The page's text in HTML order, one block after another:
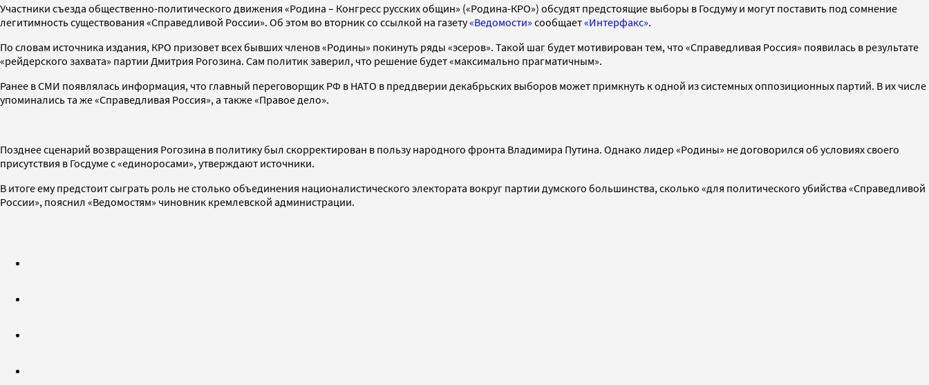
Участники съезда общественно-политического движения «Родина – Конгресс русских общин» («Родина-КРО») обсудят предстоящие выборы в Госдуму и могут поставить под сомнение
легитимность существования «Справедливой России». Об этом во вторник со ссылкой на газету«Ведомости» сообщает«Интерфакс».
По словам источника издания, КРО призовет всех бывших членов «Родины» покинуть ряды «эсеров». Такой шаг будет мотивирован тем, что «Справедливая Россия» появилась в результате
«рейдерского захвата» партии Дмитрия Рогозина. Сам политик заверил, что решение будет «максимально прагматичным».
Ранее в СМИ появлялась информация, что главный переговорщик РФ в НАТО в преддверии декабрьских выборов может примкнуть к одной из системных оппозиционных партий. В их числе
упоминались та же «Справедливая Россия», а также «Правое дело».
Позднее сценарий возвращения Рогозина в политику был скорректирован в пользу народного фронта Владимира Путина. Однако лидер «Родины» не договорился об условиях своего
присутствия в Госдуме с «единоросами», утверждают источники.
В итоге ему предстоит сыграть роль не столько объединения националистического электората вокруг партии думского большинства, сколько «для политического убийства «Справедливой
России», пояснил «Ведомостям» чиновник кремлевской администрации.